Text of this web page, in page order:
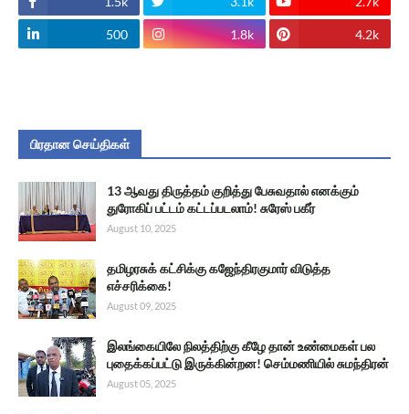
500 1.8k 4.2k
பிரதான செய்திகள்
13 ஆவது திருத்தம் குறித்து பேசுவதால் எனக்கும்
துரோகிப் பட்டம் கட்டப்படலாம்! சுரேஸ் பகீர்
August 10, 2025
தமிழரசுக் கட்சிக்கு கஜேந்திரகுமார் விடுத்த
எச்சரிக்கை!
August 09, 2025
இலங்கையிலே நிலத்திற்கு கீழே தான் உண்மைகள் பல
புதைக்கப்பட்டு இருக்கின்றன! செம்மணியில் சுமந்திரன்
August 05, 2025